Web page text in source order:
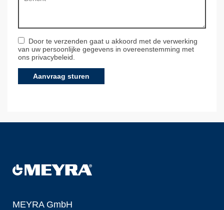
van uw persoonlijke gegevens in overeenstemming met
ons privacybeleid
MEYRA GmbH